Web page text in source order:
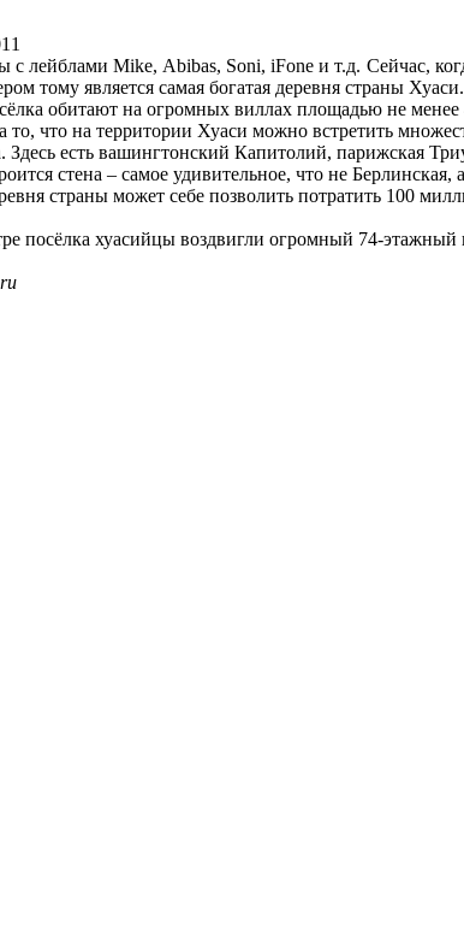
лейблами Mike, Abibas, Soni, iFone и т.д. Сейчас,
тому является самая богатая деревня страны Хуаси.
обитают на огромных виллах площадью не
то, что на территории Хуаси можно встретить
Здесь есть вашингтонский Капитолий, парижская
стена – самое удивительное, что не
страны может себе позволить потратить 100
посёлка хуасийцы воздвигли огромный 74-